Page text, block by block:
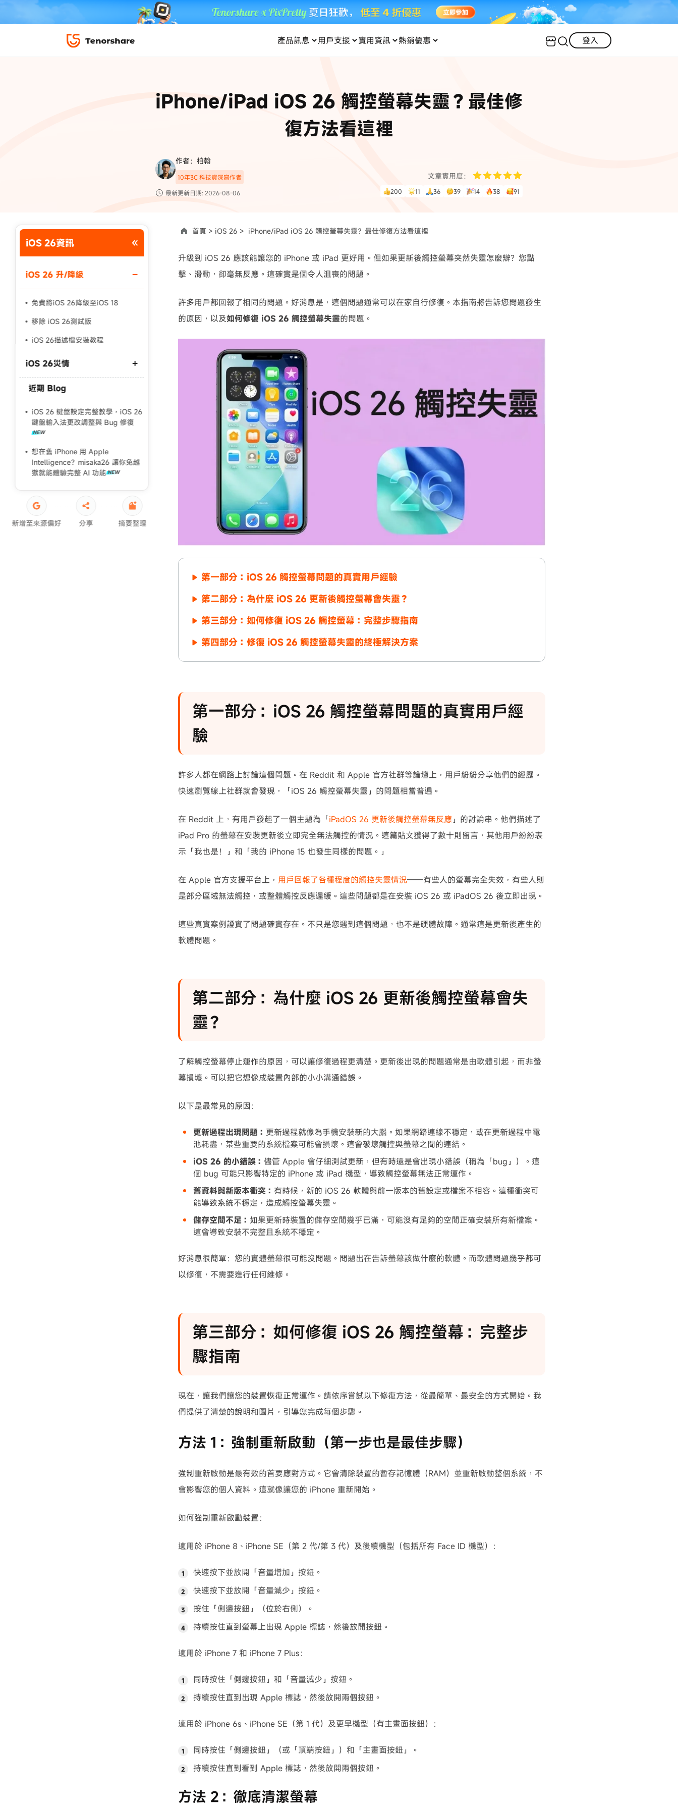
產品訊息
4DDiG Win 資料救援
4DDiG Mac 資料救援
新版本
UltData LINE 數據恢復
UltData WhatsApp 數據恢復
·三星手機螢幕黑屏
用戶支援 實用資訊
·iPhone 照片備份到外接硬碟 ·Pokemo GO Plus 無法配對
·大家報寶貝
·寶可夢自動抓寶
為您提供最豐富的教學影片
人像修圖 AI 資訊
為您提供最實用的數位教學
熱銷優惠
暢遊全球！
限時 5 折優惠，立即入手！
複製折扣碼
前往搶購
使用說明：以上折扣碼僅用於 iAnyGo 終身方案,加購後即可使用！
登入
iPhone/iPad iOS 26 觸控螢幕失靈？最佳修
復方法看這裡
作者：柏翰
10年3C 科技資深寫作者
最新更新日期: 2026-08-06
文章實用度：
200 11 36 39 14 38 91
iOS 26資訊
iOS 26 升/降級
免費將iOS 26降級至iOS 18
移除 iOS 26測試版
iOS 26描述檔安裝教程
iOS 26災情
安裝 iOS 26 時發生錯誤
iOS 26軟體更新失敗
iOS 26無法顯示
近期 Blog
iOS 26 鍵盤設定完整教學，iOS 26
鍵盤輸入法更改調整與 Bug 修復
想在舊 iPhone 用 Apple
Intelligence？misaka26 讓你免越
獄就能體驗完整 AI 功能
新增至來源偏好 分享 摘要整理
首頁 > iOS 26 > iPhone/iPad iOS 26 觸控螢幕失靈？最佳修復方法看這裡
升級到 iOS 26 應該能讓您的 iPhone 或 iPad 更好用。但如果更新後觸控螢幕突然失靈怎麼辦？您點
擊、滑動，卻毫無反應。這確實是個令人沮喪的問題。
許多用戶都回報了相同的問題。好消息是，這個問題通常可以在家自行修復。本指南將告訴您問題發生
的原因，以及如何修復 iOS 26 觸控螢幕失靈的問題。
第一部分：iOS 26 觸控螢幕問題的真實用戶經驗
第二部分：為什麼 iOS 26 更新後觸控螢幕會失靈？
第三部分：如何修復 iOS 26 觸控螢幕：完整步驟指南
第四部分：修復 iOS 26 觸控螢幕失靈的終極解決方案
第一部分：iOS 26 觸控螢幕問題的真實用戶經
驗
許多人都在網路上討論這個問題。在 Reddit 和 Apple 官方社群等論壇上，用戶紛紛分享他們的經歷。
快速瀏覽線上社群就會發現，「iOS 26 觸控螢幕失靈」的問題相當普遍。
在 Reddit 上，有用戶發起了一個主題為「iPadOS 26 更新後觸控螢幕無反應」的討論串。他們描述了
iPad Pro 的螢幕在安裝更新後立即完全無法觸控的情況。這篇貼文獲得了數十則留言，其他用戶紛紛表
示「我也是！」和「我的 iPhone 15 也發生同樣的問題。」
在 Apple 官方支援平台上， 用戶回報了各種程度的觸控失靈情況——有些人的螢幕完全失效，有些人則
是部分區域無法觸控，或整體觸控反應遲緩。這些問題都是在安裝 iOS 26 或 iPadOS 26 後立即出現。
這些真實案例證實了問題確實存在。不只是您遇到這個問題，也不是硬體故障。通常這是更新後產生的
軟體問題。
第二部分：為什麼 iOS 26 更新後觸控螢幕會失
靈？
了解觸控螢幕停止運作的原因，可以讓修復過程更清楚。更新後出現的問題通常是由軟體引起，而非螢
幕損壞。可以把它想像成裝置內部的小小溝通錯誤。
以下是最常見的原因：
更新過程出現問題： 更新過程就像為手機安裝新的大腦。如果網路連線不穩定，或在更新過程中電
池耗盡，某些重要的系統檔案可能會損壞。這會破壞觸控與螢幕之間的連結。
iOS 26 的小錯誤： 儘管 Apple 會仔細測試更新，但有時還是會出現小錯誤（稱為「bug」）。這
個 bug 可能只影響特定的 iPhone 或 iPad 機型，導致觸控螢幕無法正常運作。
舊資料與新版本衝突： 有時候，新的 iOS 26 軟體與前一版本的舊設定或檔案不相容。這種衝突可
能導致系統不穩定，造成觸控螢幕失靈。
儲存空間不足： 如果更新時裝置的儲存空間幾乎已滿，可能沒有足夠的空間正確安裝所有新檔案。
這會導致安裝不完整且系統不穩定。
好消息很簡單：您的實體螢幕很可能沒問題。問題出在告訴螢幕該做什麼的軟體。而軟體問題幾乎都可
以修復，不需要進行任何維修。
第三部分：如何修復 iOS 26 觸控螢幕：完整步
驟指南
現在，讓我們讓您的裝置恢復正常運作。請依序嘗試以下修復方法，從最簡單、最安全的方式開始。我
們提供了清楚的說明和圖片，引導您完成每個步驟。
方法 1：強制重新啟動（第一步也是最佳步驟）
強制重新啟動是最有效的首要應對方式。它會清除裝置的暫存記憶體（RAM）並重新啟動整個系統，不
會影響您的個人資料。這就像讓您的 iPhone 重新開始。
如何強制重新啟動裝置：
適用於 iPhone 8、iPhone SE（第 2 代/第 3 代）及後續機型（包括所有 Face ID 機型）：
快速按下並放開「音量增加」按鈕。
快速按下並放開「音量減少」按鈕。
按住「側邊按鈕」（位於右側）。
持續按住直到螢幕上出現 Apple 標誌，然後放開按鈕。
適用於 iPhone 7 和 iPhone 7 Plus：
同時按住「側邊按鈕」和「音量減少」按鈕。
持續按住直到出現 Apple 標誌，然後放開兩個按鈕。
適用於 iPhone 6s、iPhone SE（第 1 代）及更早機型（有主畫面按鈕）：
同時按住「側邊按鈕」（或「頂端按鈕」）和「主畫面按鈕」。
持續按住直到看到 Apple 標誌，然後放開兩個按鈕。
方法 2：徹底清潔螢幕